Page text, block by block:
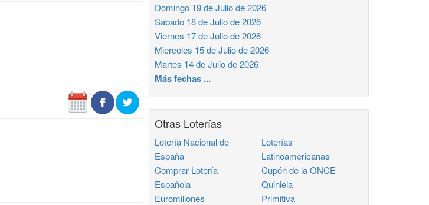
Domingo 19 de Julio de 2026
Sabado 18 de Julio de 2026
Viernes 17 de Julio de 2026
Miercoles 15 de Julio de 2026
Martes 14 de Julio de 2026
Más fechas ...
Otras Loterías
Lotería Nacional de
España
Comprar Lotería
Española
Euromillones
Loterías
Latinoamericanas
Cupón de la ONCE
Quiniela
Primitiva